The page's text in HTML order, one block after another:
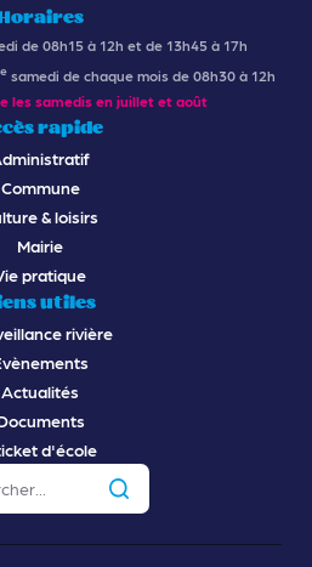
de 08h15 à 12h et de 13h45 à 17h
samedi de chaque mois de 08h30 à 12h
les samedis en juillet et août
rapide
Commune
& loisirs
Mairie
pratique
utiles
rivière
Actualités
d'école